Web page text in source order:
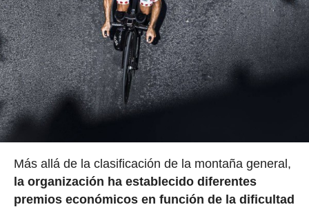
Más allá de la clasificación de la montaña general,
la organización ha establecido diferentes
premios económicos en función de la dificultad